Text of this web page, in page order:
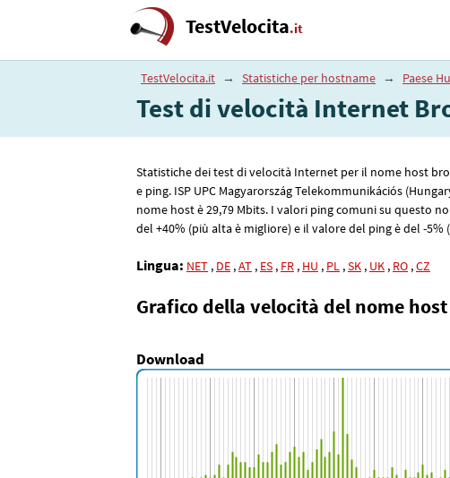
TestVelocita.it
TestVelocita.it → Statistiche per hostname → Paese
Test di velocità Internet
Statistiche dei test di velocità Internet per il nome host
e ping. ISP UPC Magyarország Telekommunikációs
nome host è 29,79 Mbits. I valori ping comuni su questo
del +40% (più alta è migliore) e il valore del ping è del -5%
Lingua: NET , DE ,AT , ES , FR , HU , PL ,SK , UK , RO ,CZ
Grafico della velocità del nome host
Download